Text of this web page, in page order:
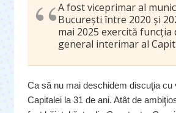
A fost viceprimar al
București între 2020 și
mai 2025 exercită funcția
general interimar al
Ca să nu mai deschidem discuţia cu
Capitalei la 31 de ani. Atât de